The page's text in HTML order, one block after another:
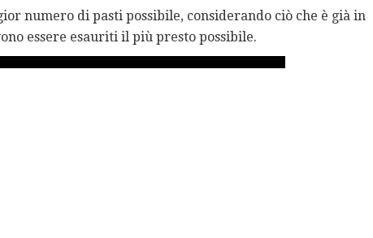
numero di pasti possibile, considerando ciò che è già in
essere esauriti il ​​più presto possibile.